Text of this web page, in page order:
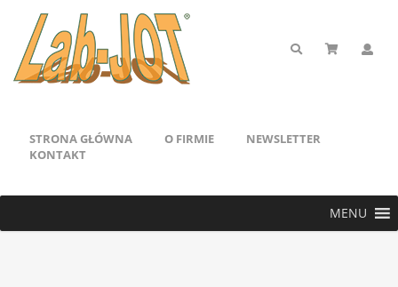
STRONA GŁÓWNA O FIRMIE
NEWSLETTER
KONTAKT
MENU